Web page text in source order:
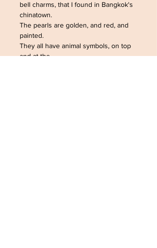
bell charms, that I found in Bangkok's
chinatown.
The pearls are golden, and red, and
painted.
They all have animal symbols, on top
and at the